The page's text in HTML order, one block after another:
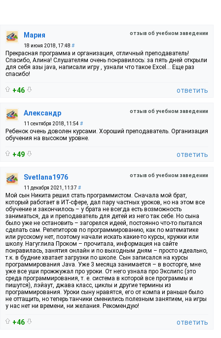
отзыв об учебном заведении
Мария
18 июня 2018, 17:48 #
Прекрасная программа и организация, отличный преподаватель!
Спасибо, Алина! Слушателям очень понравилось: за пять дней открыли
для себя азы java, написали игру , узнали что такое Excel... Еще раз
спасибо!
+46 ответить
отзыв об учебном заведении
Александр
11 сентября 2018, 11:54 #
Ребенок очень доволен курсами. Хороший преподаватель. Организация
обучения на высоком уровне.
+49 ответить
отзыв об учебном заведении
Svetlana1976
11 декабря 2021, 11:37 #
Мой сын Никита решил стать программистом. Сначала мой брат,
который работает в ИТ-сфере, дал пару частных уроков, но на этом все
обучение и закончилось – у брата не всегда есть возможность
заниматься, да и преподаватель для детей из него так себе. Но сына
было уже не остановить – загорелся идеей, постоянно что-то пытался
сделать сам. Репетиторов по программированию, как по математике
или русскому нет, поэтому начали искать какие-то курсы, кружки или
школу. Нагуглила Проком – прочитала, информация на сайте
понравилась, занятия онлайн и по выходным дням – просто идеально,
т.к. в будние хватает загрузки по школе. Сын записался на курсы
программирования Java. Уже 3 месяца занимается – в восторге, мне
уже все уши прожжужал про уроки. От него узнала про Экслипс (это
среда программирования, т. е. система в которой все программы и
пишутся), лэйаут, джава класс, циклы и другие термины из
программирования. Уроки сыну нравятся, его от компа и раньше было
не оттащить, но теперь танчики сменились полезным занятием, на игры
у нас нет ни времени, ни желания. Рекомендую!
+46 ответить